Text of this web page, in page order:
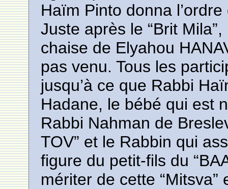
Haïm Pinto donna
Juste après le “Brit
chaise de Elyahou
pas venu. Tous les
jusqu’à ce que Rabbi
Hadane, le bébé qui est
Rabbi Nahman de
TOV” et le Rabbin qui
figure du petit-fils du
mériter de cette “Mitsva”